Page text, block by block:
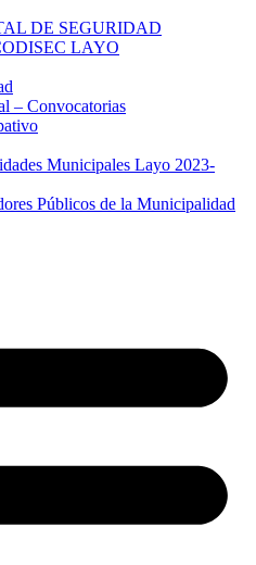
DE SEGURIDAD
LAYO
– Convocatorias
Municipales Layo 2023-
Públicos de la Municipalidad